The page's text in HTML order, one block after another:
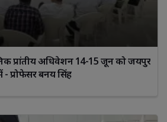
प्रांतीय अधिवेशन 14-15 जून को जयपुर
- प्रोफेसर बनय सिंह